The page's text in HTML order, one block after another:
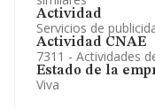
Actividad
Servicios de
Actividad CNAE
7311 - Actividades
Estado de la
Viva